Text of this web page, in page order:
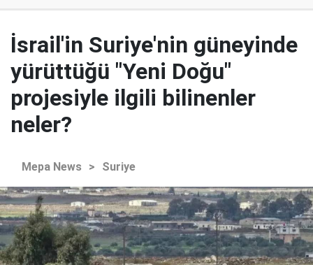
İsrail'in Suriye'nin güneyinde
yürüttüğü "Yeni Doğu"
projesiyle ilgili bilinenler
neler?
Mepa News > Suriye